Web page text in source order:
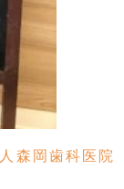
森岡歯科医院